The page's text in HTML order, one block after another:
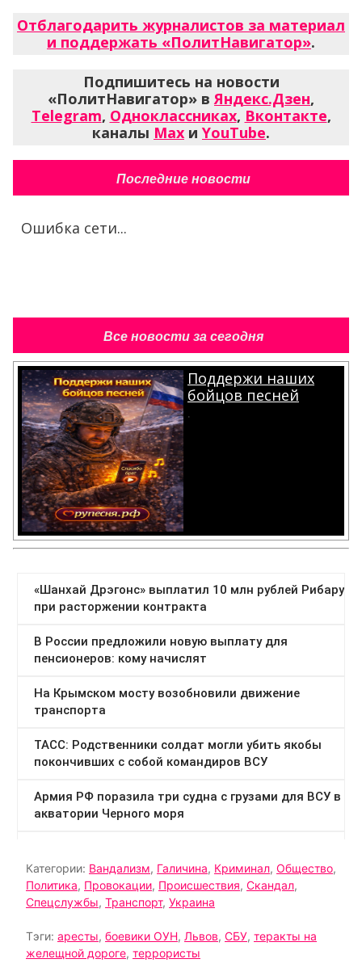
Отблагодарить журналистов за материал
и поддержать «ПолитНавигатор».
Подпишитесь на новости
«ПолитНавигатор» вЯндекс.Дзен,
Telegram, Одноклассниках, Вконтакте,
каналы Max и YouTube.
Последние новости
Ошибка сети...
Все новости за сегодня
Поддержи наших
бойцов песней
.
Категории: Вандализм, Галичина, Криминал, Общество,
Политика, Провокации, Происшествия, Скандал,
Спецслужбы, Транспорт, Украина
Тэги: аресты, боевики ОУН, Львов, СБУ, теракты на
желещной дороге, террористы